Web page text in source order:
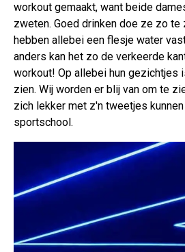
workout gemaakt, want beide
zweten. Goed drinken doe ze zo te
hebben allebei een flesje water
anders kan het zo de verkeerde
workout! Op allebei hun gezichtjes
zien. Wij worden er blij van om te
zich lekker met z'n tweetjes
sportschool.